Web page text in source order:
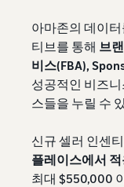
아마존의 데이
티브를 통해 브
비스(FBA),
성공적인 비즈
스들을 누릴 수
신규 셀러 인센
플레이스에서
최대 $550,000